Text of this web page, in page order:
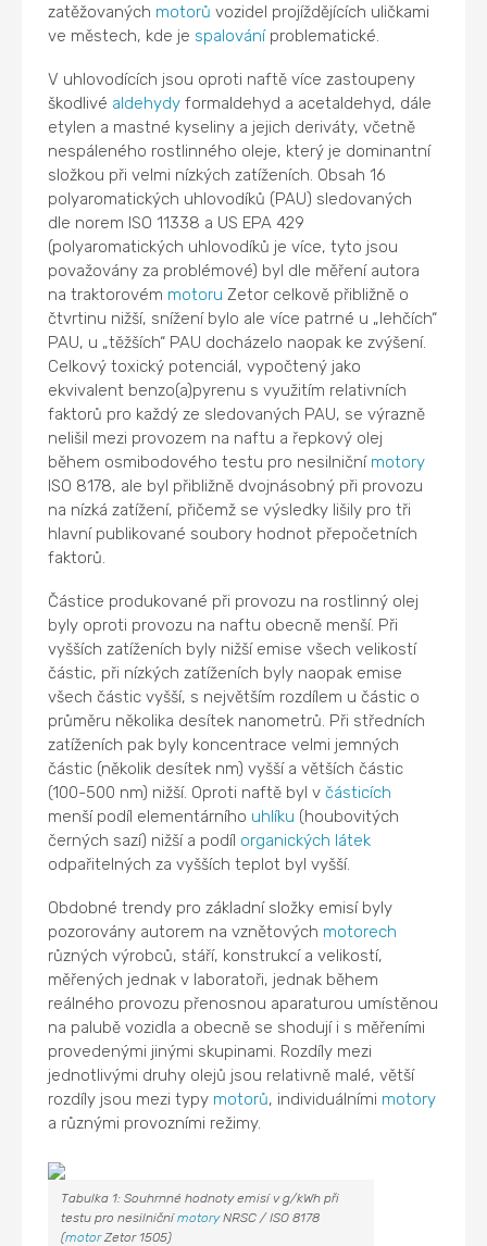
zatěžovaných motorů vozidel projíždějících uličkami
ve městech, kde je spalováníproblematické.
V uhlovodících jsou oproti naftě více zastoupeny
škodlivé aldehydy formaldehyd a acetaldehyd, dále
etylen a mastné kyseliny a jejich deriváty, včetně
nespáleného rostlinného oleje, který je dominantní
složkou při velmi nízkých zatíženích. Obsah 16
polyaromatických uhlovodíků (PAU) sledovaných
dle norem ISO 11338 a US EPA 429
(polyaromatických uhlovodíků je více, tyto jsou
považovány za problémové) byl dle měření autora
na traktorovém motoru Zetor celkově přibližně o
čtvrtinu nižší, snížení bylo ale více patrné u „lehčích“
PAU, u „těžších“ PAU docházelo naopak ke zvýšení.
Celkový toxický potenciál, vypočtený jako
ekvivalent benzo(a)pyrenu s využitím relativních
faktorů pro každý ze sledovaných PAU, se výrazně
nelišil mezi provozem na naftu a řepkový olej
během osmibodového testu pro nesilniční motory
ISO 8178, ale byl přibližně dvojnásobný při provozu
na nízká zatížení, přičemž se výsledky lišily pro tři
hlavní publikované soubory hodnot přepočetních
faktorů.
Částice produkované při provozu na rostlinný olej
byly oproti provozu na naftu obecně menší. Při
vyšších zatíženích byly nižší emise všech velikostí
částic, při nízkých zatíženích byly naopak emise
všech částic vyšší, s největším rozdílem u částic o
průměru několika desítek nanometrů. Při středních
zatíženích pak byly koncentrace velmi jemných
částic (několik desítek nm) vyšší a větších částic
(100-500 nm) nižší. Oproti naftě byl včásticích
menší podíl elementárního uhlíku (houbovitých
černých sazí) nižší a podíl organických látek
odpařitelných za vyšších teplot byl vyšší.
Obdobné trendy pro základní složky emisí byly
pozorovány autorem na vznětových motorech
různých výrobců, stáří, konstrukcí a velikostí,
měřených jednak v laboratoři, jednak během
reálného provozu přenosnou aparaturou umístěnou
na palubě vozidla a obecně se shodují i s měřeními
provedenými jinými skupinami. Rozdíly mezi
jednotlivými druhy olejů jsou relativně malé, větší
rozdíly jsou mezi typy motorů, individuálními motory
a různými provozními režimy.
Tabulka 1: Souhrnné hodnoty emisí v g/kWh při
testu pro nesilničnímotoryNRSC / ISO 8178
(motorZetor 1505)